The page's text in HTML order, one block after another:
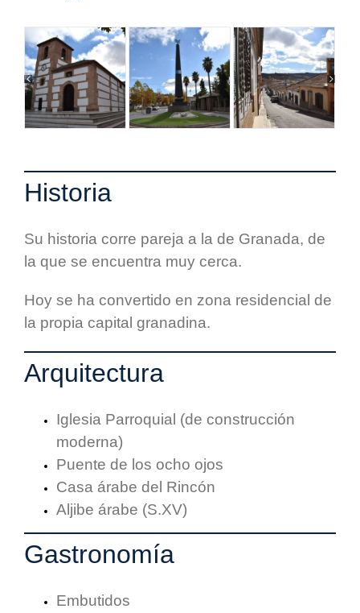
Historia
Su historia corre pareja a la de Granada, de
la que se encuentra muy cerca.
Hoy se ha convertido en zona residencial de
la propia capital granadina.
Arquitectura
Iglesia Parroquial (de construcción
moderna)
Puente de los ocho ojos
Casa árabe del Rincón
Aljibe árabe (S.XV)
Gastronomía
Embutidos